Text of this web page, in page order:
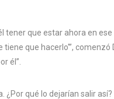
tener que estar ahora en
que hacerlo'”, comenzó
él”.
qué lo dejarían salir